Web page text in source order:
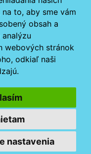
to, aby sme vám
obsah a
analýzu
webových stránok
odkiaľ naši
nastavenia
17. hod.